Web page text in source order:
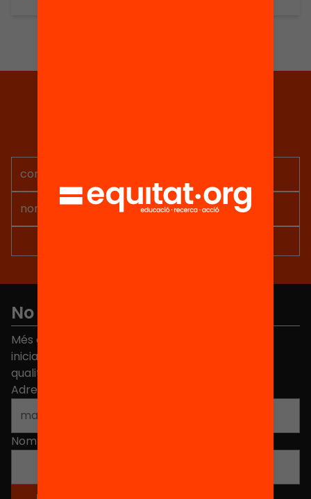
No et perdis res
Més de 40.000 persones ja han triat Equitat. Rep
iniciatives, propostes i projectes per millorar la
qualitat de l'educació a Catalunya.
Adreça electrònica
Nom